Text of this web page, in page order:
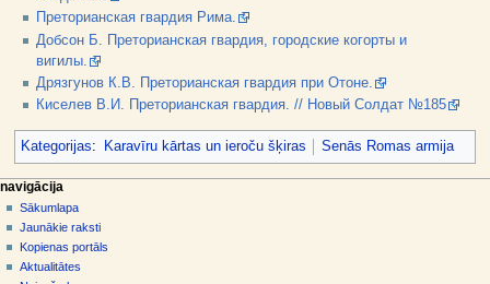
Преторианская гвардия Рима.
Добсон Б. Преторианская гвардия, городские когорты и
вигилы.
Дрязгунов К.В. Преторианская гвардия при Отоне.
Киселев В.И. Преторианская гвардия. // Новый Солдат №185
Kategorijas: Karavīru kārtas un ieroču šķiras Senās Romas armija
N
a
v
lapas darbības
raksts
diskusija
skatīt
aplūkot
dalībnieka rīki
pieslēgties
navigācija
Sākumlapa
Jaunākie raksti
Kopienas portāls
Aktualitātes